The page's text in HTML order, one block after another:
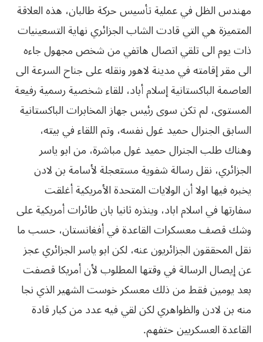
مهندس الظل في عملية تأسيس حركة طالبان، هذه العلاقة
المتميزة هي التي قادت الشاب الجزائري نهاية التسعينيات
ذات يوم الى تلقي اتصال هاتفي من شخص مجهول جاءه
الى مقر إقامته في مدينة لاهور ونقله على جناح السرعة الى
العاصمة الباكستانية إسلام أباد، للقاء شخصية رسمية رفيعة
المستوى، لم تكن سوى رئيس جهاز المخابرات الباكستانية
السابق الجنرال حميد غول نفسه، وتم اللقاء في بيته،
وهناك طلب الجنرال حميد غول مباشرة، من ابو ياسر
الجزائري، نقل رسالة شفوية مستعجلة لأسامة بن لادن
يخبره فيها اولا أن الولايات المتحدة الأمريكية أغلقت
سفارتها في اسلام اباد، وينذره ثانيا بان طائرات أمريكية على
وشك قصف معسكرات القاعدة في أفغانستان، حسب ما
نقل المحققون الجزائريون عنه، لكن ابو ياسر الجزائري عجز
عن إيصال الرسالة في وقتها المطلوب لأن أمريكا قصفت
بعد يومين فقط من ذلك معسكر خوست الشهير الذي نجا
منه بن لادن والظواهري لكن لقي فيه عدد من كبار قادة
القاعدة العسكريين حتفهم.